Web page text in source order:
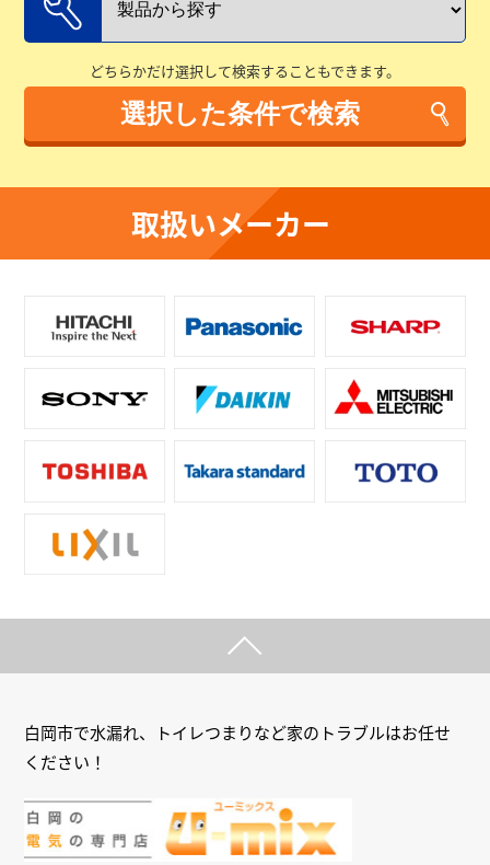
どちらかだけ選択して検索することもできます。
取扱いメーカー
白岡市で水漏れ、トイレつまりなど家のトラブルはお任せ
ください！